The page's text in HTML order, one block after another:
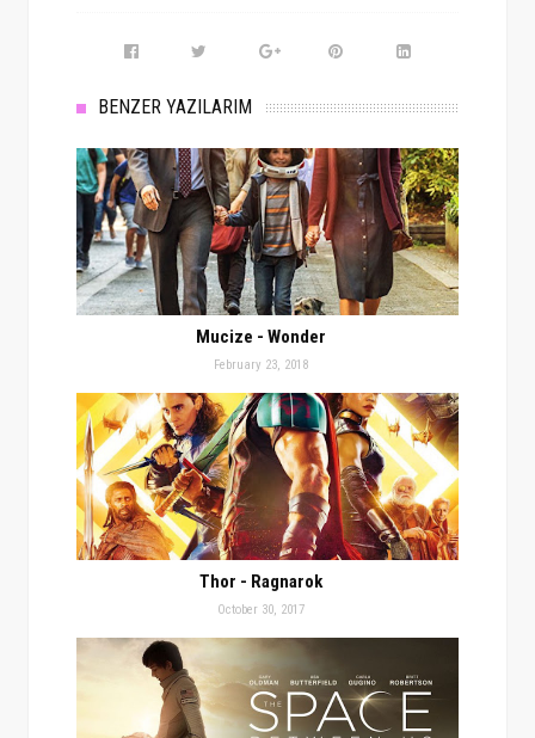
BENZER YAZILARIM
Mucize - Wonder
February 23, 2018
Thor - Ragnarok
October 30, 2017